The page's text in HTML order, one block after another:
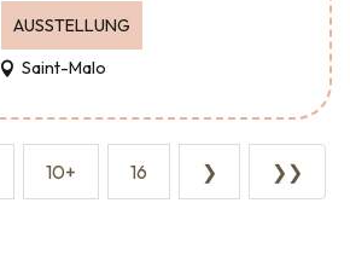
AUSSTELLUNG
Saint-Malo
10+ 16 ❯ ❯❯